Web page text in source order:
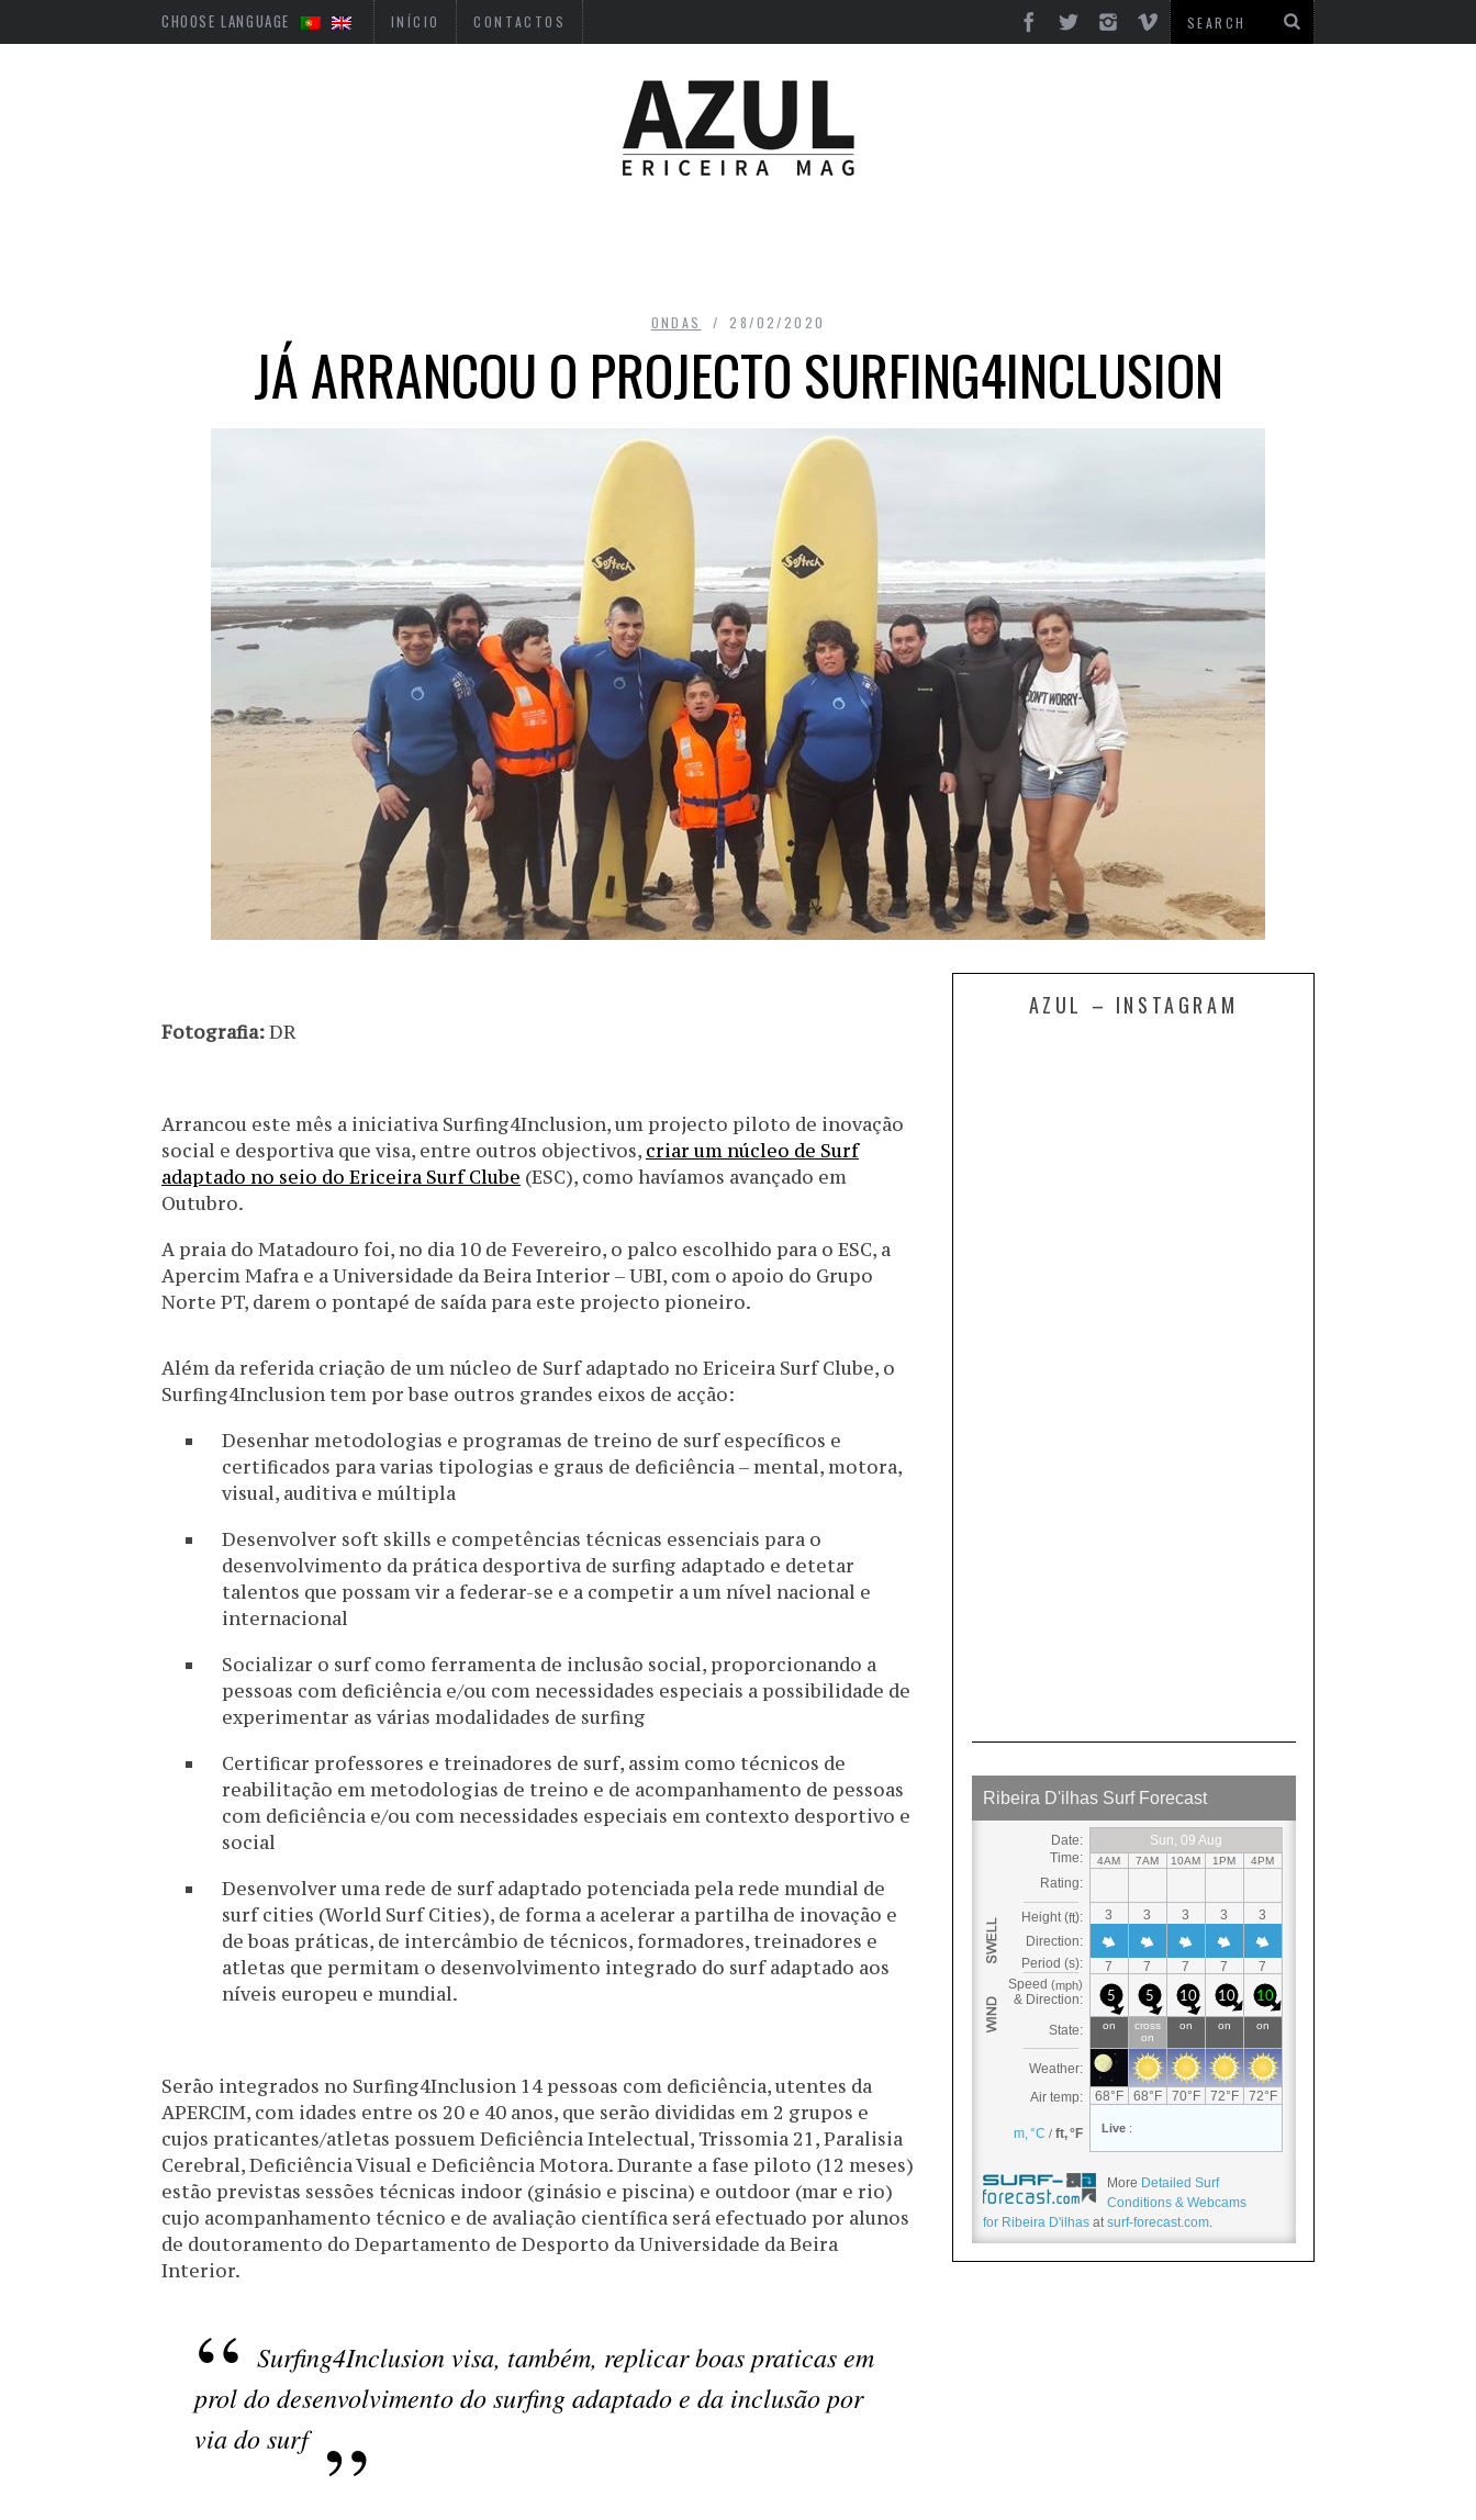
CHOOSE LANGUAGE INÍCIO CONTACTOS
ONDAS 28/02/2020
JÁ ARRANCOU O PROJECTO SURFING4INCLUSION
Fotografia:DR
Arrancou este mês a iniciativa Surfing4Inclusion, um projecto piloto de inovação
social e desportiva que visa, entre outros objectivos, criar um núcleo de Surf
adaptado no seio do Ericeira Surf Clube (ESC), como havíamos avançado em
Outubro.
A praia do Matadouro foi, no dia 10 de Fevereiro, o palco escolhido para o ESC, a
Apercim Mafra e a Universidade da Beira Interior – UBI, com o apoio do Grupo
Norte PT, darem o pontapé de saída para este projecto pioneiro.
Além da referida criação de um núcleo de Surf adaptado no Ericeira Surf Clube, o
Surfing4Inclusion tem por base outros grandes eixos de acção:
Desenhar metodologias e programas de treino de surf específicos e
certificados para varias tipologias e graus de deficiência – mental, motora,
visual, auditiva e múltipla
Desenvolver soft skills e competências técnicas essenciais para o
desenvolvimento da prática desportiva de surfing adaptado e detetar
talentos que possam vir a federar-se e a competir a um nível nacional e
internacional
Socializar o surf como ferramenta de inclusão social, proporcionando a
pessoas com deficiência e/ou com necessidades especiais a possibilidade de
experimentar as várias modalidades de surfing
Certificar professores e treinadores de surf, assim como técnicos de
reabilitação em metodologias de treino e de acompanhamento de pessoas
com deficiência e/ou com necessidades especiais em contexto desportivo e
social
Desenvolver uma rede de surf adaptado potenciada pela rede mundial de
surf cities (World Surf Cities), de forma a acelerar a partilha de inovação e
de boas práticas, de intercâmbio de técnicos, formadores, treinadores e
atletas que permitam o desenvolvimento integrado do surf adaptado aos
níveis europeu e mundial.
Serão integrados no Surfing4Inclusion 14 pessoas com deficiência, utentes da
APERCIM, com idades entre os 20 e 40 anos, que serão divididas em 2 grupos e
cujos praticantes/atletas possuem Deficiência Intelectual, Trissomia 21, Paralisia
Cerebral, Deficiência Visual e Deficiência Motora. Durante a fase piloto (12 meses)
estão previstas sessões técnicas indoor (ginásio e piscina) e outdoor (mar e rio)
cujo acompanhamento técnico e de avaliação científica será efectuado por alunos
de doutoramento do Departamento de Desporto da Universidade da Beira
Interior.
Surfing4Inclusion visa, também, replicar boas praticas em
prol do desenvolvimento do surfing adaptado e da inclusão por
via do surf
AZUL – INSTAGRAM
More Detailed Surf
Conditions & Webcams
for Ribeira D'ilhas at surf-forecast.com.